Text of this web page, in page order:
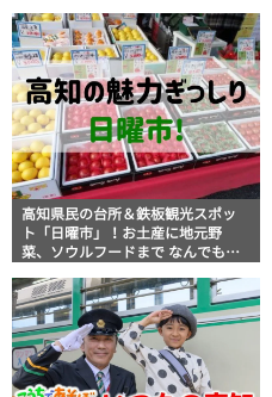
高知県民の台所＆鉄板観光スポッ
ト「日曜市」！お土産に地元野
菜、ソウルフードまで なんでもそ
説！